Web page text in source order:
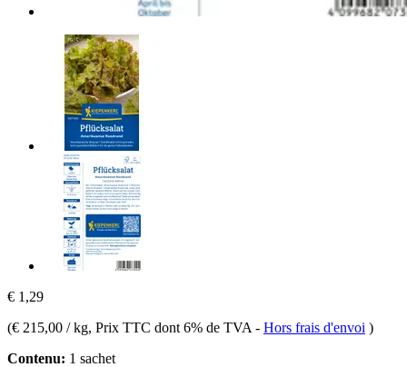
€ 1,29
(€ 215,00 / kg, Prix TTC dont 6% de TVA - Hors frais d'envoi )
Contenu: 1 sachet